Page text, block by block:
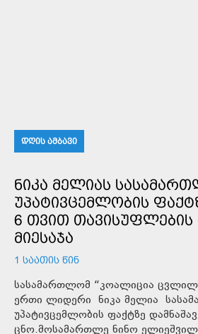
ᲓᲦᲘᲡ ᲐᲛᲑᲐᲕᲘ
ᲜᲘᲙᲐ ᲛᲔᲚᲘᲐᲡ
ᲣᲞᲐᲢᲘᲕᲪᲔᲛᲚᲝᲑᲘᲡ
6 ᲗᲕᲘᲗ ᲗᲐᲕᲘᲡᲣᲤᲚᲔᲑᲘᲡ
ᲛᲘᲔᲡᲐᲯᲐ
1 ᲡᲐᲐᲗᲘᲡ ᲬᲘᲜ
სასამართლომ “კოალიცია
ერთი ლიდერი ნიკა მელია
უპატივცემლობის ფაქტზე
ცნო.მოსამართლე ნინო